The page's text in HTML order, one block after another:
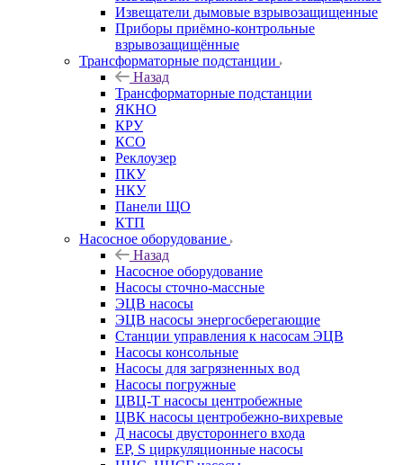
Извещатели дымовые взрывозащищенные
Приборы приёмно-контрольные
взрывозащищённые
Трансформаторные подстанции
Назад
Трансформаторные подстанции
ЯКНО
КРУ
КСО
Реклоузер
ПКУ
НКУ
Панели ЩО
КТП
Насосное оборудование
Назад
Насосное оборудование
Насосы сточно-массные
ЭЦВ насосы
ЭЦВ насосы энергосберегающие
Станции управления к насосам ЭЦВ
Насосы консольные
Насосы для загрязненных вод
Насосы погружные
ЦВЦ-Т насосы центробежные
ЦВК насосы центробежно-вихревые
Д насосы двустороннего входа
EP, S циркуляционные насосы